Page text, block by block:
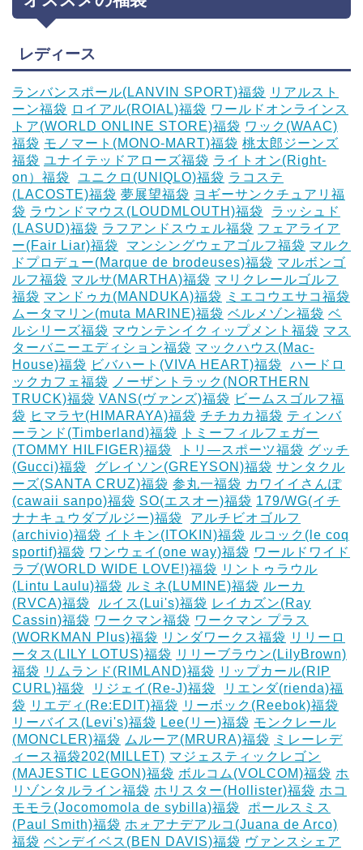
レディース
ランバンスポール(LANVIN SPORT)福袋 リアルスト
ーン福袋 ロイアル(ROIAL)福袋 ワールドオンラインス
トア(WORLD ONLINE STORE)福袋 ワック(WAAC)
福袋 モノマート(MONO-MART)福袋 桃太郎ジーンズ
福袋 ユナイテッドアローズ福袋 ライトオン(Right-
on）福袋
ユニクロ(UNIQLO)福袋 ラコステ
(LACOSTE)福袋 夢展望福袋 ヨギーサンクチュアリ福
袋 ラウンドマウス(LOUDMLOUTH)福袋
ラッシュド
(LASUD)福袋 ラフアンドスウェル福袋 フェアライア
ー(Fair Liar)福袋
マンシングウェアゴルフ福袋 マルク
ドプロデュー(Marque de brodeuses)福袋 マルボンゴ
ルフ福袋 マルサ(MARTHA)福袋 マリクレールゴルフ
福袋 マンドゥカ(MANDUKA)福袋
ミエコウエサコ福袋
ムータマリン(muta MARINE)福袋 ベルメゾン福袋 ベ
ルシリーズ福袋 マウンテンイクィップメント福袋 マス
ターバニーエディション福袋 マックハウス(Mac-
House)福袋 ビバハート(VIVA HEART)福袋
ハードロ
ックカフェ福袋
ノーザントラック(NORTHERN
TRUCK)福袋 VANS(ヴァンズ)福袋 ビームスゴルフ福
袋 ヒマラヤ(HIMARAYA)福袋 チチカカ福袋 ティンバ
ーランド(Timberland)福袋
トミーフィルフェガー
(TOMMY HILFIGER)福袋
トリ―スポーツ福袋 グッチ
(Gucci)福袋
グレイソン(GREYSON)福袋 サンタクル
ーズ(SANTA CRUZ)福袋 参丸一福袋 カワイイさんぽ
(cawaii sanpo)福袋 SO(エスオー)福袋 179/WG(イチ
ナナキュウダブルジー)福袋
アルチビオゴルフ
(archivio)福袋 イトキン(ITOKIN)福袋 ルコック(le coq
sportif)福袋 ワンウェイ(one way)福袋 ワールドワイド
ラブ(WORLD WIDE LOVE!)福袋 リントゥラウル
(Lintu Laulu)福袋 ルミネ(LUMINE)福袋 ルーカ
(RVCA)福袋
ルイス(Lui's)福袋 レイカズン(Ray
Cassin)福袋 ワークマン福袋 ワークマン プラス
(WORKMAN Plus)福袋 リンダワークス福袋 リリーロ
ータス(LILY LOTUS)福袋 リリーブラウン(LilyBrown)
福袋 リムランド(RIMLAND)福袋 リップカール(RIP
CURL)福袋
リジェイ(Re-J)福袋
リエンダ(rienda)福
袋 リエディ(Re:EDIT)福袋 リーボック(Reebok)福袋
リーバイス(Levi's)福袋 Lee(リー)福袋 モンクレール
(MONCLER)福袋 ムルーア(MRURA)福袋
ミレーレデ
ィース福袋202(MILLET) マジェスティックレゴン
(MAJESTIC LEGON)福袋 ボルコム(VOLCOM)福袋 ホ
リゾンタルライン福袋 ホリスター(Hollister)福袋 ホコ
モモラ(Jocomomola de sybilla)福袋
ポールスミス
(Paul Smith)福袋 ホォアナデアルコ(Juana de Arco)
福袋 ベンデイベス(BEN DAVIS)福袋 ヴァンスシェア